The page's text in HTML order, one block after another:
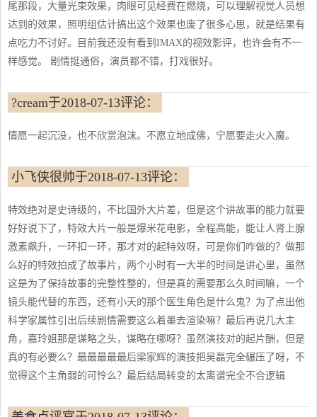
尾那段，大量光束效果，肉眼可见经费在燃烧，可以理解视觉人员想
达到的效果，照明组估计搞出这个效果也废了很多心思，就是结果有
点吃力不讨好。目前我还没有看到IMAX的视效影评，也许会有不一
样感觉。 剧情挺通俗，演员都不错，打戏很好。
?cream于2018-07-13评论：
情愿一起沉没，也不欣赏泡沫。不愿立地成佛，宁愿要走火入魔。
小飞侠很帅于2018-07-13评论：
特效绝对是史诗级的，不比国外大片差，但是这个讲故事的能力就要
好好说下了，特效大片一般是爆米花电影，全程高能，能让人肾上腺
激素飙升，一环扣一环，那才对的起特效呀，可是你们咋做的？做那
么好的特效拍成了故事片，两个小时有一大半的时间是讲心里，虽然
这是为了保持故事的完整性整的，但是真的需要那么久时间嘛，一个
镜头能代替的东西，还有小天的那个医生角色是什么鬼？为了点出他
科学家属性引出后续剧情需要这么着墨去渲染嘛？最后再说几大主
角，嘉玲姐那是谋略之头，谋略在哪呀？虽然演技对的起片酬，但是
真的有必要么？最最最最最后梁家辉的演技把吴磊完全碾压了呀，不
觉得这个主角弱的可怜么？最后结局转变的太离谱完全不合逻辑